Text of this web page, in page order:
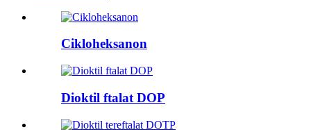
Cikloheksanon
Dioktil ftalat DOP